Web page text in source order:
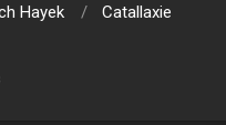
Hayek Catallaxie